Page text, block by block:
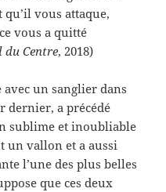
qu’il vous attaque,
vous a quitté
du Centre, 2018)
un sanglier dans
dernier, a précédé
sublime et inoubliable
un vallon et a aussi
l’une des plus belles
que ces deux